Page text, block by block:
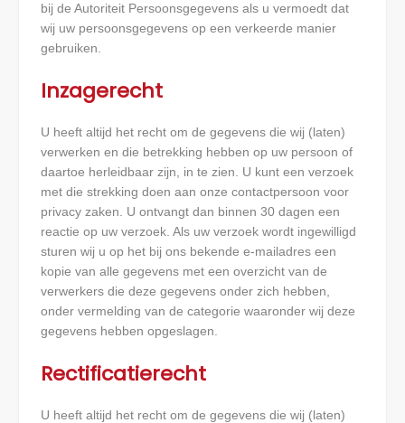
bij de Autoriteit Persoonsgegevens als u vermoedt dat
wij uw persoonsgegevens op een verkeerde manier
gebruiken.
Inzagerecht
U heeft altijd het recht om de gegevens die wij (laten)
verwerken en die betrekking hebben op uw persoon of
daartoe herleidbaar zijn, in te zien. U kunt een verzoek
met die strekking doen aan onze contactpersoon voor
privacy zaken. U ontvangt dan binnen 30 dagen een
reactie op uw verzoek. Als uw verzoek wordt ingewilligd
sturen wij u op het bij ons bekende e-mailadres een
kopie van alle gegevens met een overzicht van de
verwerkers die deze gegevens onder zich hebben,
onder vermelding van de categorie waaronder wij deze
gegevens hebben opgeslagen.
Rectificatierecht
U heeft altijd het recht om de gegevens die wij (laten)